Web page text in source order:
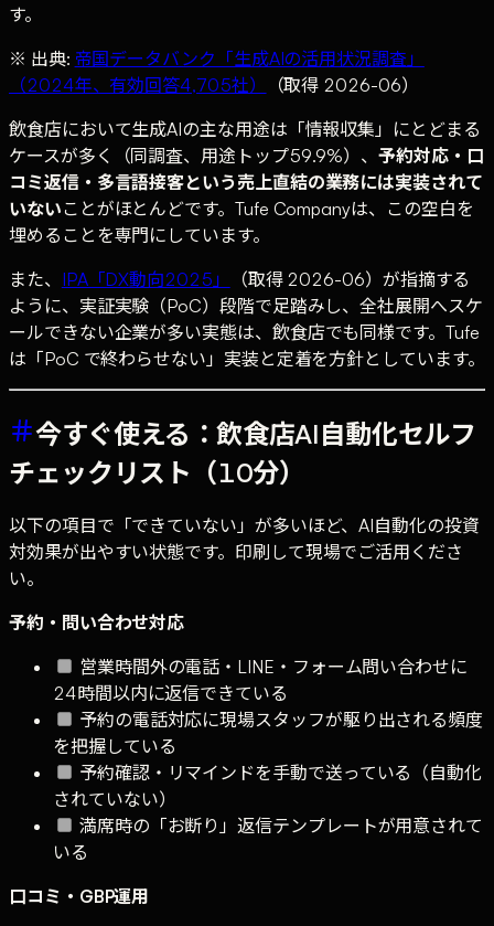
す。
※ 出典: 帝国データバンク「生成AIの活用状況調査」
（2024年、有効回答4,705社）
（取得 2026-06）
飲食店において生成AIの主な用途は「情報収集」にとどまる
ケースが多く（同調査、用途トップ59.9%）、予約対応・口
コミ返信・多言語接客という売上直結の業務には実装されて
いないことがほとんどです。Tufe Companyは、この空白を
埋めることを専門にしています。
また、 IPA「DX動向2025」
（取得 2026-06）が指摘する
ように、実証実験（PoC）段階で足踏みし、全社展開へスケ
ールできない企業が多い実態は、飲食店でも同様です。Tufe
は「PoC で終わらせない」実装と定着を方針としています。
今すぐ使える：飲食店AI自動化セルフ
チェックリスト（10分）
以下の項目で「できていない」が多いほど、AI自動化の投資
対効果が出やすい状態です。印刷して現場でご活用くださ
い。
予約・問い合わせ対応
営業時間外の電話・LINE・フォーム問い合わせに
24時間以内に返信できている
予約の電話対応に現場スタッフが駆り出される頻度
を把握している
予約確認・リマインドを手動で送っている（自動化
されていない）
満席時の「お断り」返信テンプレートが用意されて
いる
口コミ・GBP運用